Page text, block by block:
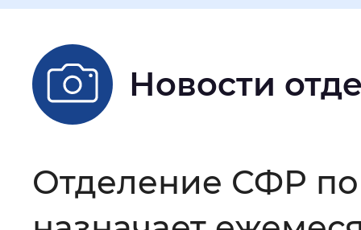
Размер шрифта
Шрифт
Интервал между буквами:
Новости
Отделение СФР по